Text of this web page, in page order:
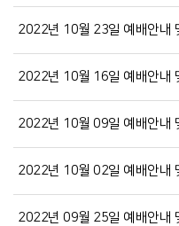
2022년 10월 23일 예배안내
2022년 10월 16일 예배안내
2022년 10월 09일 예배안내
2022년 10월 02일 예배안내
2022년 09월 25일 예배안내